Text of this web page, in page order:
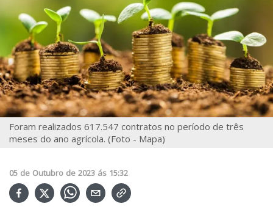
Foram realizados 617.547 contratos no período de três
meses do ano agrícola. (Foto - Mapa)
05 de Outubro de 2023 ás 15:32